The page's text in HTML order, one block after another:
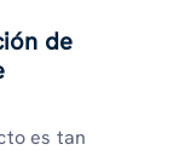
de
es tan